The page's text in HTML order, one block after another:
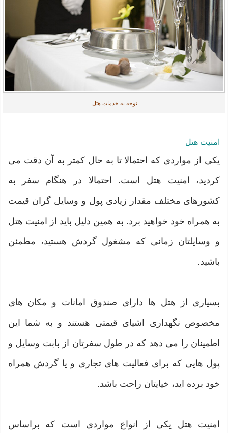
توجه به خدمات هتل
امنیت هتل
یکی از مواردی که احتمالا تا به حال کمتر به آن دقت می
کردید، امنیت هتل است. احتمالا در هنگام سفر به
کشورهای مختلف مقدار زیادی پول و وسایل گران قیمت
به همراه خود خواهید برد. به همین دلیل باید از امنیت هتل
و وسایلتان زمانی که مشغول گردش هستید، مطمئن
باشید.
بسیاری از هتل ها دارای صندوق امانات و مکان های
مخصوص نگهداری اشیای قیمتی هستند و به شما این
اطمینان را می دهد که در طول سفرتان از بابت وسایل و
پول هایی که برای فعالیت های تجاری و یا گردش همراه
خود برده اید، خیایتان راحت باشد.
امنیت هتل یکی از انواع مواردی است که براساس